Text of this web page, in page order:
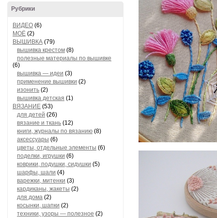
Рубрики
ВИДЕО (6)
МОЁ (2)
ВЫШИВКА (79)
вышивка крестом (8)
полезные материалы по вышивке
(6)
вышивка — идеи (3)
применение вышивки (2)
изонить (2)
вышивка детская (1)
ВЯЗАНИЕ (53)
для детей (26)
вязание и ткань (12)
книги, журналы по вязанию (8)
аксессуары (6)
цветы, отдельные элементы (6)
поделки, игрушки (6)
коврики, подушки, сидушки (5)
шарфы, шали (4)
варежки, митенки (3)
кардиканы, жакеты (2)
для дома (2)
косынки, шапки (2)
техники, узоры — полезное (2)